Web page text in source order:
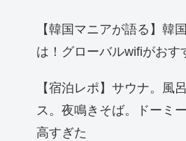
【韓国マニアが語る】韓
は！グローバルwifiがおす
【宿泊レポ】サウナ。風
ス。夜鳴きそば。ドーミ
高すぎた